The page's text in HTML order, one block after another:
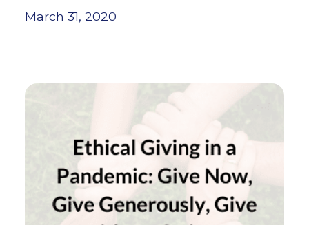
March 31, 2020